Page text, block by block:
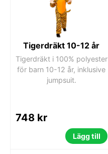
Tigerdräkt 10-12 år
Tigerdräkt i 100% polyester
för barn 10-12 år, inklusive
jumpsuit.
748 kr
Lägg till